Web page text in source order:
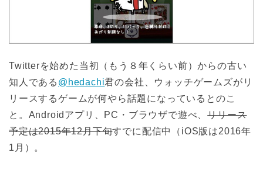
Twitterを始めた当初（もう８年くらい前）からの古い
知人である @hedachi君の会社、ウォッチゲームズがリ
リースするゲームが何やら話題になっているとのこ
と。Androidアプリ、PC・ブラウザで遊べ、リリース
予定は2015年12月下旬すでに配信中（iOS版は2016年
1月）。